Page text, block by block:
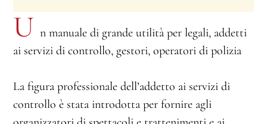
U n manuale di grande utilità per legali, addetti
ai servizi di controllo, gestori, operatori di polizia
La figura professionale dell’addetto ai servizi di
controllo è stata introdotta per fornire agli